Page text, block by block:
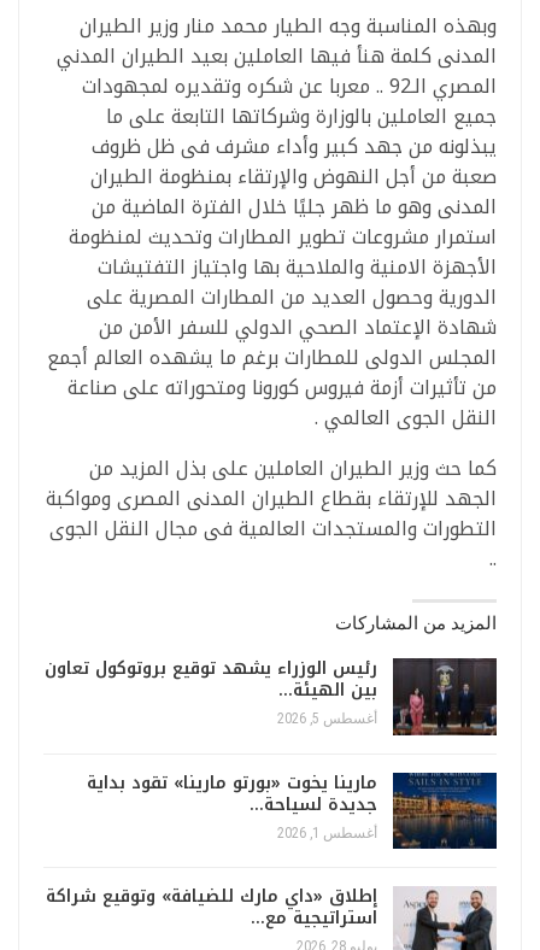
وبهذه المناسبة وجه الطيار محمد منار وزير الطيران
المدنى كلمة هنأ فيها العاملين بعيد الطيران المدني
المصري الـ92 .. معربا عن شكره وتقديره لمجهودات
جميع العاملين بالوزارة وشركاتها التابعة على ما
يبذلونه من جهد كبير وأداء مشرف فى ظل ظروف
صعبة من أجل النهوض والإرتقاء بمنظومة الطيران
المدنى وهو ما ظهر جليًا خلال الفترة الماضية من
استمرار مشروعات تطوير المطارات وتحديث لمنظومة
الأجهزة الامنية والملاحية بها واجتياز التفتيشات
الدورية وحصول العديد من المطارات المصرية على
شهادة الإعتماد الصحي الدولي للسفر الأمن من
المجلس الدولى للمطارات برغم ما يشهده العالم أجمع
من تأثيرات أزمة فيروس كورونا ومتحوراته على صناعة
النقل الجوى العالمي .
كما حث وزير الطيران العاملين على بذل المزيد من
الجهد للإرتقاء بقطاع الطيران المدنى المصرى ومواكبة
التطورات والمستجدات العالمية فى مجال النقل الجوى
..
المزيد من المشاركات
رئيس الوزراء يشهد توقيع بروتوكول تعاون
بين الهيئة…
أغسطس 5, 2026
مارينا يخوت «بورتو مارينا» تقود بداية
جديدة لسياحة…
أغسطس 1, 2026
إطلاق «داي مارك للضيافة» وتوقيع شراكة
استراتيجية مع…